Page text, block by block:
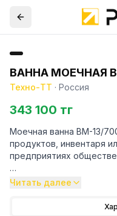
ВАННА МОЕЧНАЯ
Техно-ТТ · Россия
343 100 тг
Моечная ванна ВМ-13/
продуктов, инвентаря
предприятиях
Особенности:
– Материал емкости:
Читать далее